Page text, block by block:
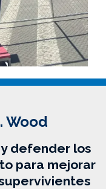
Wood
defender los
para mejorar